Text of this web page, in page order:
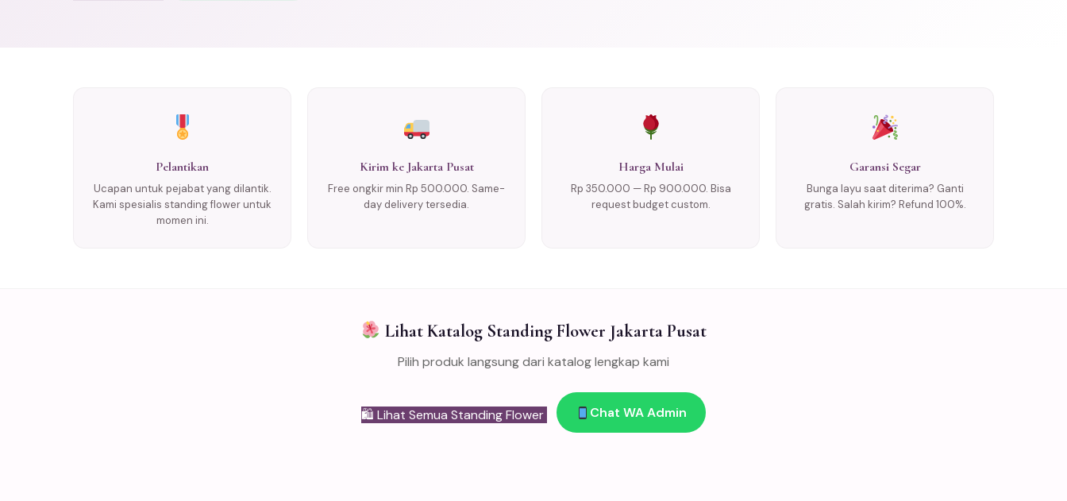
Pelantikan
Ucapan untuk pejabat yang dilantik.
Kami spesialis standing flower untuk
momen ini.
Kirim ke Jakarta Pusat
Free ongkir min Rp 500.000. Same-
day delivery tersedia.
Harga Mulai
Rp 350.000 — Rp 900.000. Bisa
request budget custom.
Garansi Segar
Bunga layu saat diterima? Ganti
gratis. Salah kirim? Refund 100%.
Lihat Katalog Standing Flower Jakarta Pusat
Pilih produk langsung dari katalog lengkap kami
🛍 Lihat Semua Standing Flower Chat WA Admin